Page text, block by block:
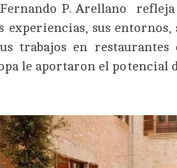
P. Arellano refleja
experiencias, sus entornos,
trabajos en
le aportaron el potencial